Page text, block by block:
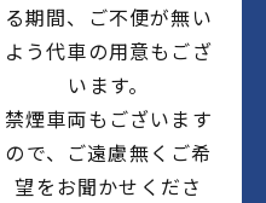
る期間、ご不便が無い
よう代車の用意もござ
います。
禁煙車両もございます
ので、ご遠慮無くご希
望をお聞かせくださ